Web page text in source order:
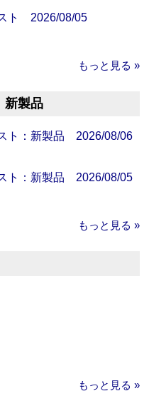
ト 2026/08/05
もっと見る »
新製品
ト：新製品 2026/08/06
ト：新製品 2026/08/05
もっと見る »
もっと見る »